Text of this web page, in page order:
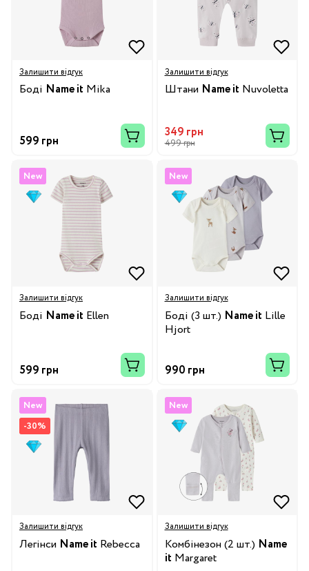
Залишити відгук
Боді Name it Mika
599 грн
Залишити відгук
Штани Name it Nuvoletta
349 грн
499 грн
New
Залишити відгук
Боді Name it Ellen
599 грн
New
Залишити відгук
Боді (3 шт.) Name it Lille
Hjort
990 грн
New
-30%
Залишити відгук
Легінси Name it Rebecca
New
Залишити відгук
Комбінезон (2 шт.) Name
it Margaret